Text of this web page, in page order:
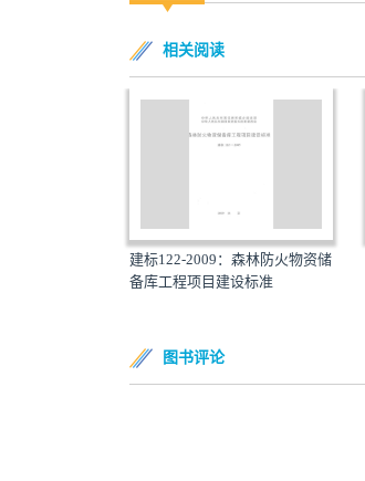
相关阅读
建标122-2009：森林防火物资储
备库工程项目建设标准
图书评论